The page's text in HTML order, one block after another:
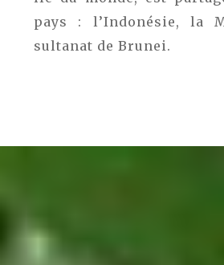
pays : l’Indonésie, la
sultanat de Brunei.